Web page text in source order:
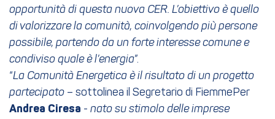
opportunità di questa nuova CER. L’obiettivo è quello
di valorizzare la comunità, coinvolgendo più persone
possibile, partendo da un forte interesse comune e
condiviso quale è l’energia”.
“La Comunità Energetica è il risultato di un progetto
partecipato – sottolinea il Segretario di FiemmePer
Andrea Ciresa - nato su stimolo delle imprese